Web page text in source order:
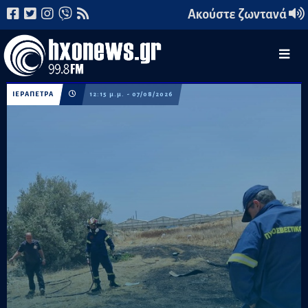
Ακούστε ζωντανά
ΙΕΡΑΠΕΤΡΑ 12:15 μ.μ. - 07/08/2026